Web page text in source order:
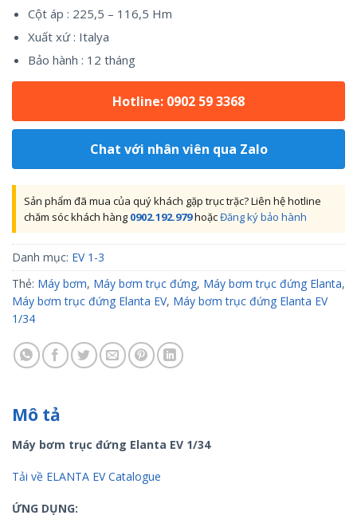
Cột áp : 225,5 – 116,5 Hm
Xuất xứ : Italya
Bảo hành : 12 tháng
Hotline: 0902 59 3368
Chat với nhân viên qua Zalo
Sản phẩm đã mua của quý khách gặp trục trặc? Liên hệ hotline
chăm sóc khách hàng 0902.192.979hoặcĐăng ký bảo hành
Danh mục: EV 1-3
Thẻ: Máy bơm, Máy bơm trục đứng, Máy bơm trục đứng Elanta,
Máy bơm trục đứng Elanta EV, Máy bơm trục đứng Elanta EV
1/34
Mô tả
Máy bơm trục đứng Elanta EV 1/34
Tải về ELANTA EV Catalogue
ỨNG DỤNG: